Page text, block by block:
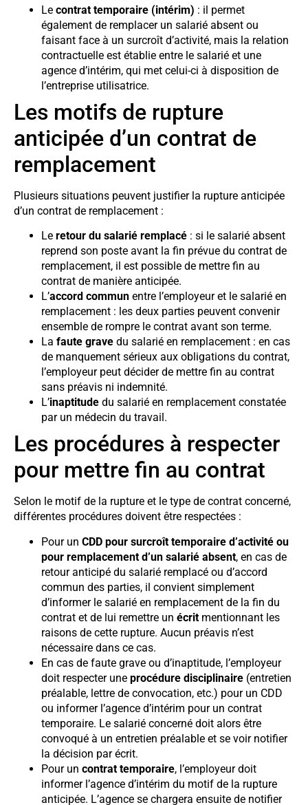
Le contrat temporaire (intérim) : il permet
également de remplacer un salarié absent ou
faisant face à un surcroît d’activité, mais la relation
contractuelle est établie entre le salarié et une
agence d’intérim, qui met celui-ci à disposition de
l’entreprise utilisatrice.
Les motifs de rupture
anticipée d’un contrat de
remplacement
Plusieurs situations peuvent justifier la rupture anticipée
d’un contrat de remplacement :
Le retour du salarié remplacé : si le salarié absent
reprend son poste avant la fin prévue du contrat de
remplacement, il est possible de mettre fin au
contrat de manière anticipée.
L’accord commun entre l’employeur et le salarié en
remplacement : les deux parties peuvent convenir
ensemble de rompre le contrat avant son terme.
La faute grave du salarié en remplacement : en cas
de manquement sérieux aux obligations du contrat,
l’employeur peut décider de mettre fin au contrat
sans préavis ni indemnité.
L’inaptitude du salarié en remplacement constatée
par un médecin du travail.
Les procédures à respecter
pour mettre fin au contrat
Selon le motif de la rupture et le type de contrat concerné,
différentes procédures doivent être respectées :
Pour un CDD pour surcroît temporaire d’activité ou
pour remplacement d’un salarié absent, en cas de
retour anticipé du salarié remplacé ou d’accord
commun des parties, il convient simplement
d’informer le salarié en remplacement de la fin du
contrat et de lui remettre un écrit mentionnant les
raisons de cette rupture. Aucun préavis n’est
nécessaire dans ce cas.
En cas de faute grave ou d’inaptitude, l’employeur
doit respecter une procédure disciplinaire (entretien
préalable, lettre de convocation, etc.) pour un CDD
ou informer l’agence d’intérim pour un contrat
temporaire. Le salarié concerné doit alors être
convoqué à un entretien préalable et se voir notifier
la décision par écrit.
Pour un contrat temporaire, l’employeur doit
informer l’agence d’intérim du motif de la rupture
anticipée. L’agence se chargera ensuite de notifier